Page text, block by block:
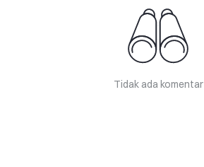
Tidak ada komentar